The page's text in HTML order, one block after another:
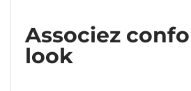
Associez
look